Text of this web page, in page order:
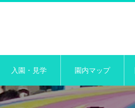
入園・見学 園内マップ